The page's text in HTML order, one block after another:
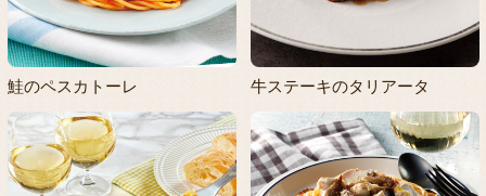
鮭のペスカトーレ 牛ステーキのタリアータ